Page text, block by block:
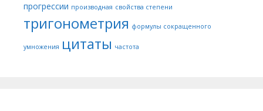
прогрессии производная свойства степени
тригонометрия формулы сокращенного
умножения цитаты частота